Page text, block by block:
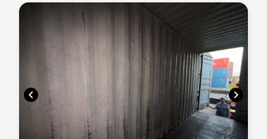
chevron_left chevron_right